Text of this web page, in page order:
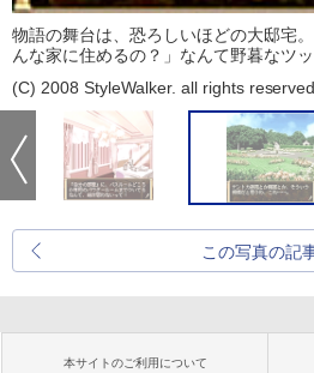
物語の舞台は、恐ろしいほどの大邸宅
んな家に住めるの？」なんて野暮なツ
(C) 2008 StyleWalker. all rights reserved.
この写真の記
本サイトのご利用について